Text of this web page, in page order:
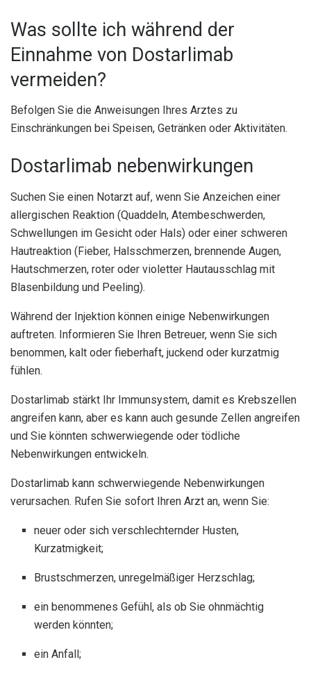
Was sollte ich während der
Einnahme von Dostarlimab
vermeiden?
Befolgen Sie die Anweisungen Ihres Arztes zu
Einschränkungen bei Speisen, Getränken oder Aktivitäten.
Dostarlimab nebenwirkungen
Suchen Sie einen Notarzt auf, wenn Sie Anzeichen einer
allergischen Reaktion (Quaddeln, Atembeschwerden,
Schwellungen im Gesicht oder Hals) oder einer schweren
Hautreaktion (Fieber, Halsschmerzen, brennende Augen,
Hautschmerzen, roter oder violetter Hautausschlag mit
Blasenbildung und Peeling).
Während der Injektion können einige Nebenwirkungen
auftreten. Informieren Sie Ihren Betreuer, wenn Sie sich
benommen, kalt oder fieberhaft, juckend oder kurzatmig
fühlen.
Dostarlimab stärkt Ihr Immunsystem, damit es Krebszellen
angreifen kann, aber es kann auch gesunde Zellen angreifen
und Sie könnten schwerwiegende oder tödliche
Nebenwirkungen entwickeln.
Dostarlimab kann schwerwiegende Nebenwirkungen
verursachen. Rufen Sie sofort Ihren Arzt an, wenn Sie:
neuer oder sich verschlechternder Husten,
Kurzatmigkeit;
Brustschmerzen, unregelmäßiger Herzschlag;
ein benommenes Gefühl, als ob Sie ohnmächtig
werden könnten;
ein Anfall;